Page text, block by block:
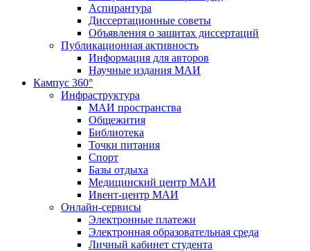
Аспирантура
Диссертационные советы
Объявления о защитах диссертаций
Публикационная активность
Информация для авторов
Научные издания МАИ
Кампус 360°
Инфраструктура
МАИ пространства
Общежития
Библиотека
Точки питания
Спорт
Базы отдыха
Медицинский центр МАИ
Ивент-центр МАИ
Онлайн-сервисы
Электронные платежи
Электронная образовательная среда
Личный кабинет студента